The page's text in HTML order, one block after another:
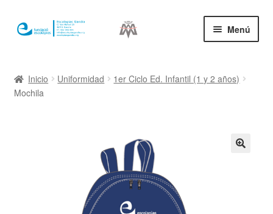
Ir
a
Ir
al
Menú
Mi cuenta
Inicio Uniformidad
1er Ciclo Ed. Infantil (1 y 2 años)
Mochila